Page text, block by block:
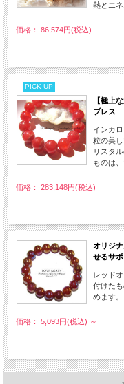
熱とエ
価格： 86,574円(税込)
PICK UP
【極上
ブレス
インカ
粒の美
リスタ
ものは
価格： 283,148円(税込)
オリジ
せるサ
レッド
付けた
めます。
価格： 5,093円(税込) ～